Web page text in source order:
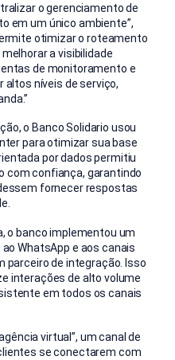
o gerenciamento de
em um único ambiente”,
otimizar o roteamento
a visibilidade
de monitoramento e
níveis de serviço,
o Banco Solidario usou
para otimizar sua base
por dados permitiu
com confiança, garantindo
fornecer respostas
o banco implementou um
WhatsApp e aos canais
parceiro de integração. Isso
interações de alto volume
em todos os canais
virtual”, um canal de
se conectarem com